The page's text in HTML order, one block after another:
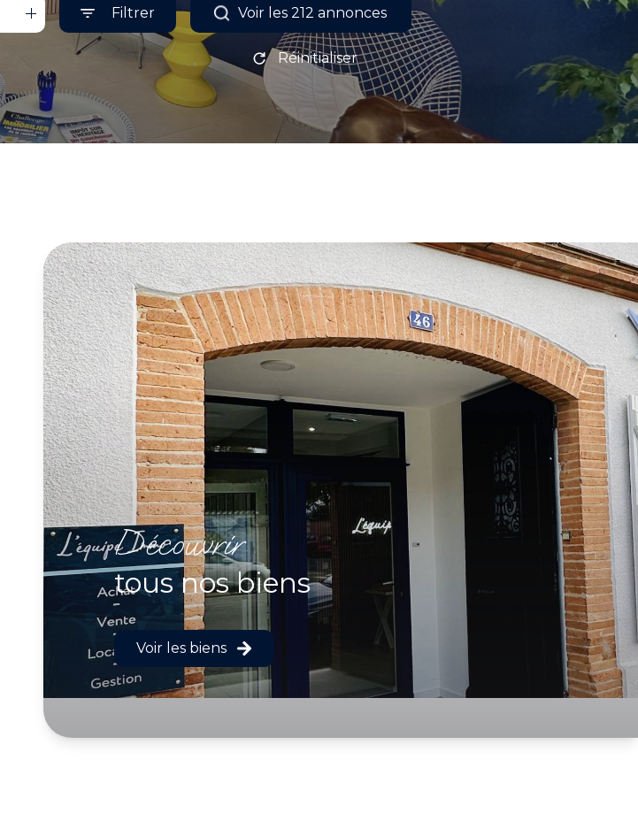
Filtrer Voir les 212 annonces
Réinitialiser
découvrir
tous nos biens
Voir les biens